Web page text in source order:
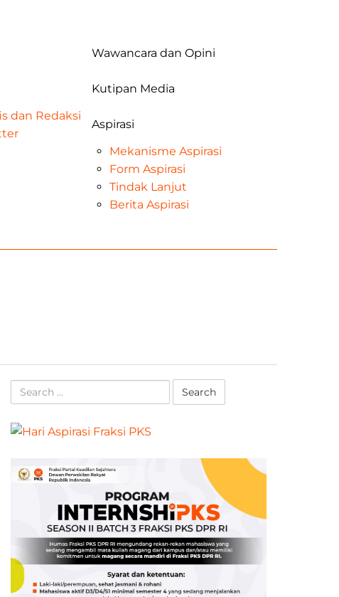
dan Redaksi
Wawancara dan Opini
Kutipan Media
Aspirasi
Mekanisme Aspirasi
Form Aspirasi
Tindak Lanjut
Berita Aspirasi
Search
for: